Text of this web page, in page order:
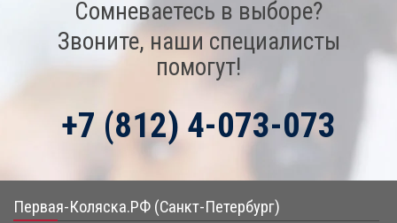
Сомневаетесь в выборе?
Звоните, наши специалисты
помогут!
+7 (812) 4-073-073
Первая-Коляска.РФ (Санкт-Петербург)